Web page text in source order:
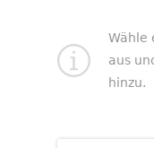
Wähle
aus
hinzu.